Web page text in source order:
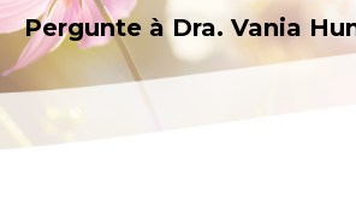
Pergunte à Dra. Vania